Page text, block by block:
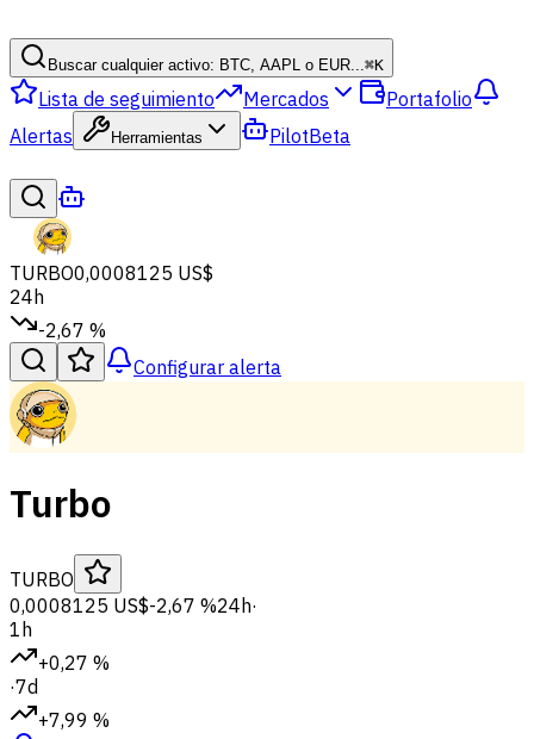
Buscar cualquier activo: BTC, AAPL o EUR...⌘K
Lista de seguimiento Mercados
Portafolio
Alertas
Herramientas PilotBeta
TURBO0,0008125 US$
24h
-2,67 %
Configurar alerta
Turbo
TURBO
0,0008125 US$-2,67 %24h·
1h
+0,27 %
·7d
+7,99 %